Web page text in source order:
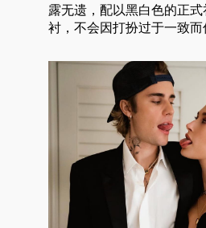
露无遗，配以黑白色的正
衬，不会因打扮过于一致而